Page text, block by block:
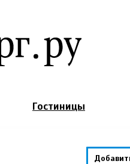
Гостиницы